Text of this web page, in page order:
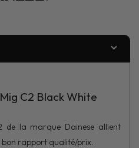
C2 Black White
de la marque Dainese allient
rapport qualité/prix.